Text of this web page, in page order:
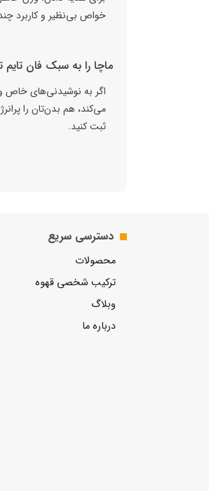
خواص بی‌نظیر و کاربرد
ماچا را به سبک فان تایم
اگر به نوشیدنی‌های خاص
می‌کند، هم بدن‌تان را
ثبت کنید.
دسترسی سریع
محصولات
ترکیب شخصی قهوه
وبلاگ
درباره ما